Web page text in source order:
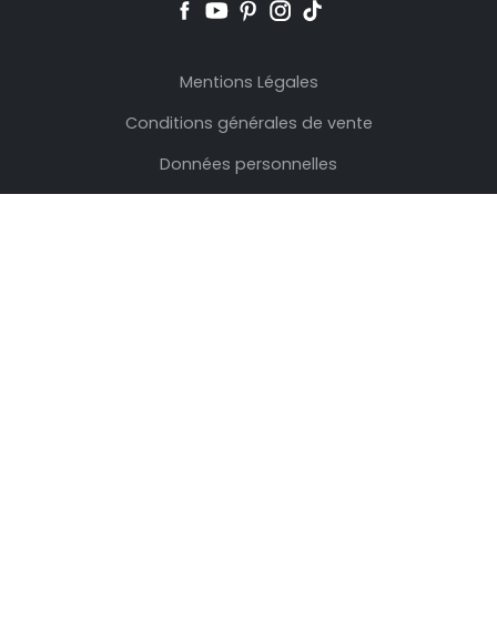
Mentions Légales
Conditions générales de vente
Données personnelles